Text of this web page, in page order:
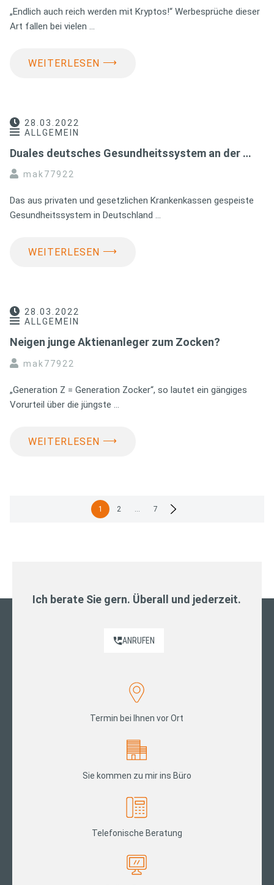
„Endlich auch reich werden mit Kryptos!“ Werbesprüche dieser
Art fallen bei vielen …
WEITERLESEN ⟶
28.03.2022
ALLGEMEIN
Duales deutsches Gesundheitssystem an der …
mak77922
Das aus privaten und gesetzlichen Krankenkassen gespeiste
Gesundheitssystem in Deutschland …
WEITERLESEN ⟶
28.03.2022
ALLGEMEIN
Neigen junge Aktienanleger zum Zocken?
mak77922
„Generation Z = Generation Zocker“, so lautet ein gängiges
Vorurteil über die jüngste …
WEITERLESEN ⟶
Seitennummerierung
1 2 … 7
Ich berate Sie gern. Überall und jederzeit.
ANRUFEN
Termin bei Ihnen vor Ort
Sie kommen zu mir ins Büro
Telefonische Beratung